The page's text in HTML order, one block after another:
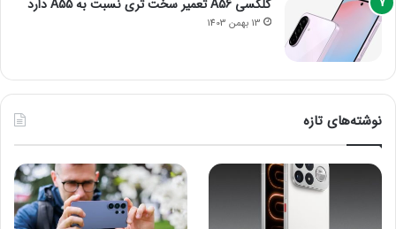
گلکسی A56 تعمیر سخت تری نسبت به A55 دارد
13 بهمن 1403
نوشته‌های تازه